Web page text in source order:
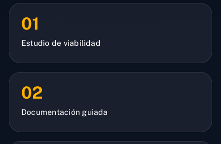
01
Estudio de viabilidad
02
Documentación guiada